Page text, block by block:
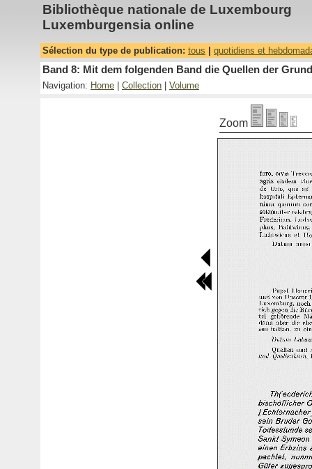
Bibliothèque nationale de Luxembourg
Luxemburgensia online
Sélection du type de publication: tous quotidiens et
Band 8: Mit dem folgenden Band die Quellen der
Navigation: Home Collection Volume
Zoom